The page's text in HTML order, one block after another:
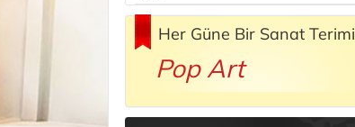
Her Güne Bir Sanat Terimi
Pop Art